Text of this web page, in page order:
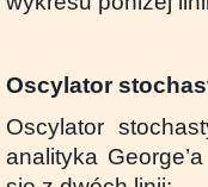
Oscylator
Oscylator
analityka